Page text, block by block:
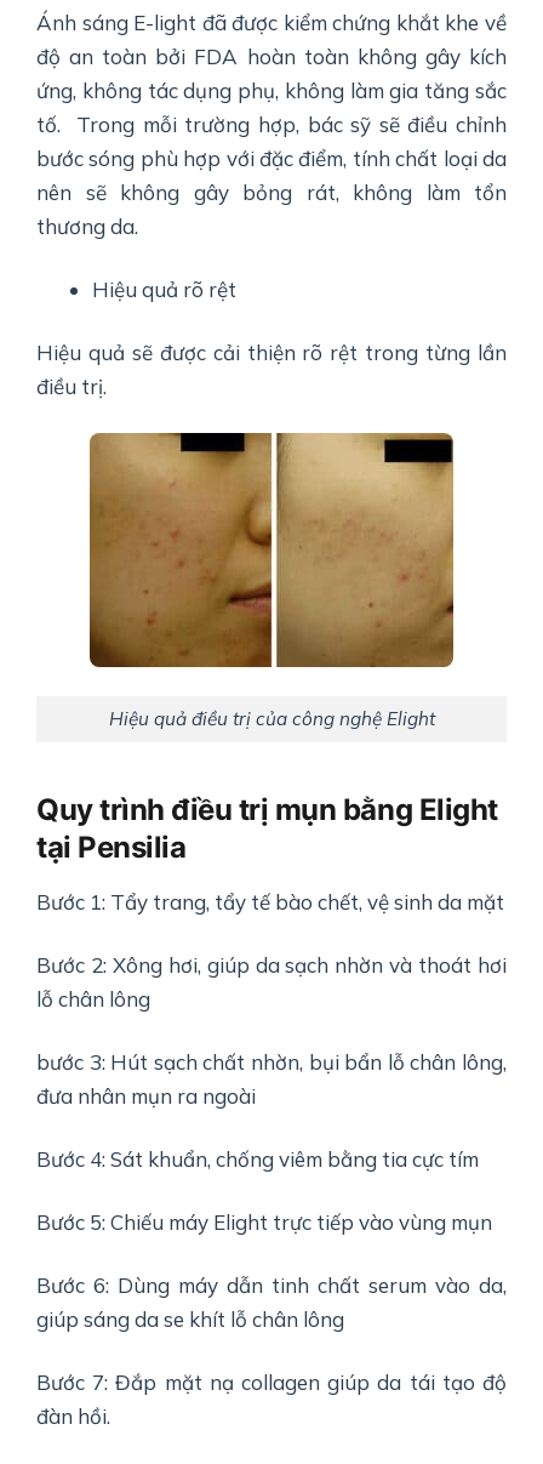
Ánh sáng E-light đã được kiểm chứng khắt khe về
độ an toàn bởi FDA hoàn toàn không gây kích
ứng, không tác dụng phụ, không làm gia tăng sắc
tố. Trong mỗi trường hợp, bác sỹ sẽ điều chỉnh
bước sóng phù hợp với đặc điểm, tính chất loại da
nên sẽ không gây bỏng rát, không làm tổn
thương da.
Hiệu quả rõ rệt
Hiệu quả sẽ được cải thiện rõ rệt trong từng lần
điều trị.
Hiệu quả điều trị của công nghệ Elight
Quy trình điều trị mụn bằng Elight
tại Pensilia
Bước 1: Tẩy trang, tẩy tế bào chết, vệ sinh da mặt
Bước 2: Xông hơi, giúp da sạch nhờn và thoát hơi
lỗ chân lông
bước 3: Hút sạch chất nhờn, bụi bẩn lỗ chân lông,
đưa nhân mụn ra ngoài
Bước 4: Sát khuẩn, chống viêm bằng tia cực tím
Bước 5: Chiếu máy Elight trực tiếp vào vùng mụn
Bước 6: Dùng máy dẫn tinh chất serum vào da,
giúp sáng da se khít lỗ chân lông
Bước 7: Đắp mặt nạ collagen giúp da tái tạo độ
đàn hồi.